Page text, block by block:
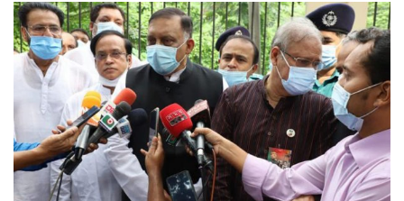
১৫ আগস্ট ও ৩ নভেম্বরের হত্যাকাণ্ডে জিয়াউর রহমান জড়িত:
তথ্যমন্ত্রী